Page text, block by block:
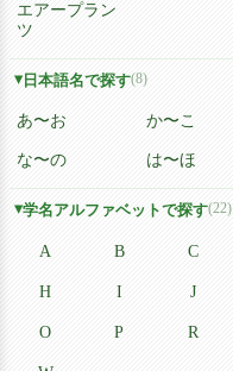
エアープラン
ツ
日本語名で探す(8)
あ〜お か〜こ
な〜の は〜ほ
学名アルファベットで探す(22)
A B C
H I J
O P R